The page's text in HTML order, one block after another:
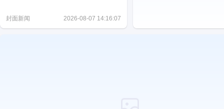
封面新闻 2026-08-07 14:16:07